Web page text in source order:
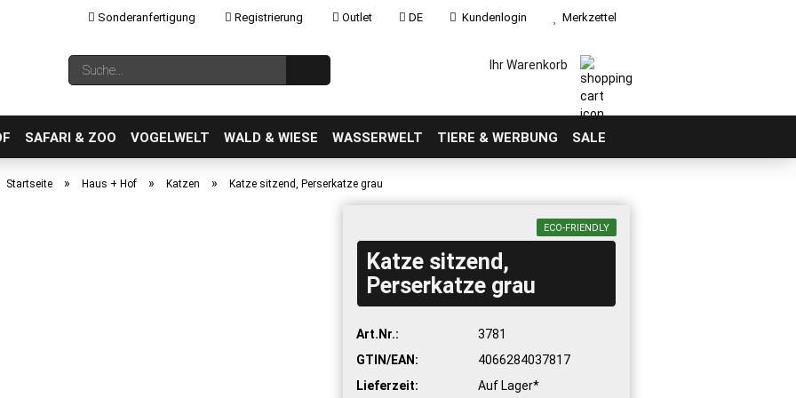
Sonderanfertigung Registrierung Outlet DE
Sprache auswählen
Kundenlogin
Passwort vergessen?
Merkzettel
Suche... Ihr Warenkorb
SAFARI & ZOO VOGELWELT WALD & WIESE WASSERWELT TIERE & WERBUNG SALE
Startseite » Haus + Hof » Katzen » Katze sitzend, Perserkatze grau
ECO-FRIENDLY
Katze sitzend,
Perserkatze grau
Art.Nr.:
3781
GTIN/EAN:
4066284037817
Lieferzeit:
Auf Lager*